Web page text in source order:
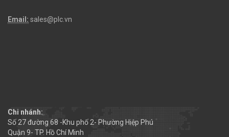
Email: sales@plc.vn
Chi nhánh:
Số 27 đường 68 -Khu phố 2- Phường Hiệp Phú
Quận 9- TP. Hồ Chí Minh